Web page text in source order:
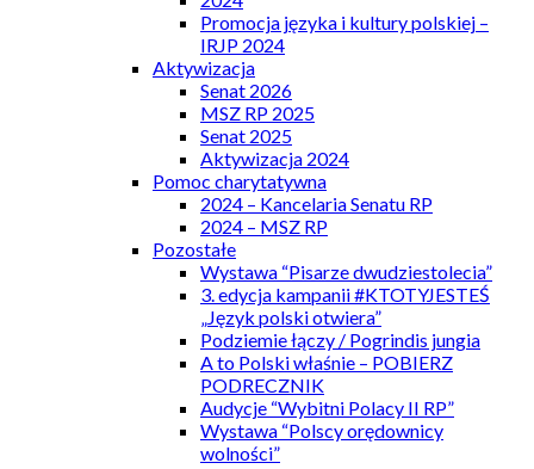
Promocja języka i kultury polskiej –
IRJP 2024
Aktywizacja
Senat 2026
MSZ RP 2025
Senat 2025
Aktywizacja 2024
Pomoc charytatywna
2024 – Kancelaria Senatu RP
2024 – MSZ RP
Pozostałe
Wystawa “Pisarze dwudziestolecia”
3. edycja kampanii #KTOTYJESTEŚ
„Język polski otwiera”
Podziemie łączy / Pogrindis jungia
A to Polski właśnie – POBIERZ
PODRECZNIK
Audycje “Wybitni Polacy II RP”
Wystawa “Polscy orędownicy
wolności”